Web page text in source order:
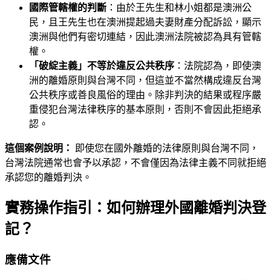
國際管轄權的判斷 ：由於王先生和林小姐都是澳洲公
民，且王先生也在澳洲提起過夫妻財產分配訴訟，顯示
澳洲與他們有密切連結，因此澳洲法院被認為具有管轄
權。
「破綻主義」不等於違反公共秩序 ：法院認為，即使澳
洲的離婚原則與台灣不同，但這並不當然構成違反台灣
公共秩序或善良風俗的理由。除非判決的結果或程序嚴
重侵犯台灣法律秩序的基本原則，否則不會因此拒絕承
認。
這個案例說明：
即使您在國外離婚的法律原則與台灣不同，
台灣法院通常也會予以承認，不會僅因為法律主義不同就拒絕
承認您的離婚判決。
實務操作指引：如何辦理外國離婚判決登
記？
應備文件